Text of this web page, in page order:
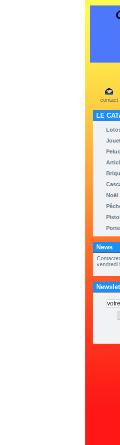
contact
LE
Noël
News
vendredi